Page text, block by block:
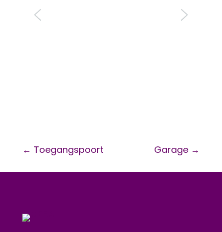
← Toegangspoort Garage →